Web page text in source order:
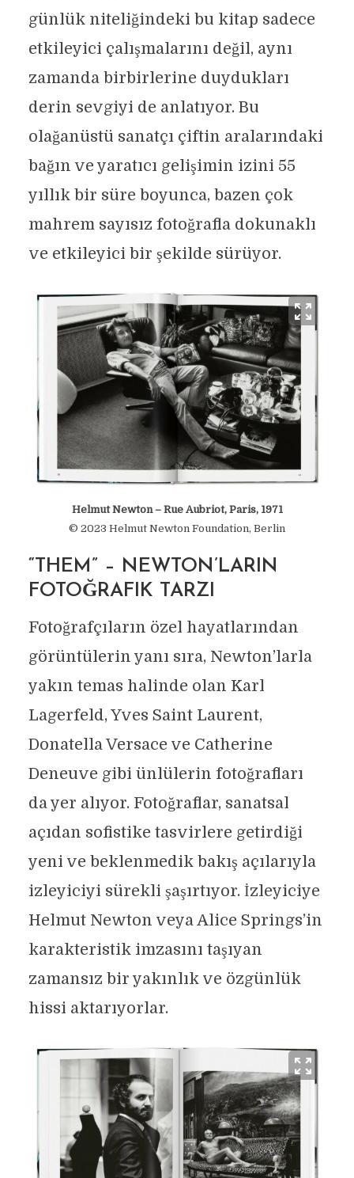
günlük niteliğindeki bu kitap sadece
etkileyici çalışmalarını değil, aynı
zamanda birbirlerine duydukları
derin sevgiyi de anlatıyor. Bu
olağanüstü sanatçı çiftin aralarındaki
bağın ve yaratıcı gelişimin izini 55
yıllık bir süre boyunca, bazen çok
mahrem sayısız fotoğrafla dokunaklı
ve etkileyici bir şekilde sürüyor.
Helmut Newton – Rue Aubriot, Paris, 1971
© 2023 Helmut Newton Foundation, Berlin
“THEM” – NEWTON’LARIN
FOTOĞRAFIK TARZI
Fotoğrafçıların özel hayatlarından
görüntülerin yanı sıra, Newton’larla
yakın temas halinde olan Karl
Lagerfeld, Yves Saint Laurent,
Donatella Versace ve Catherine
Deneuve gibi ünlülerin fotoğrafları
da yer alıyor. Fotoğraflar, sanatsal
açıdan sofistike tasvirlere getirdiği
yeni ve beklenmedik bakış açılarıyla
izleyiciyi sürekli şaşırtıyor. İzleyiciye
Helmut Newton veya Alice Springs’in
karakteristik imzasını taşıyan
zamansız bir yakınlık ve özgünlük
hissi aktarıyorlar.